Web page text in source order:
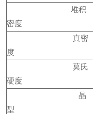
堆积
密度
真密
度
莫氏
硬度
晶
型